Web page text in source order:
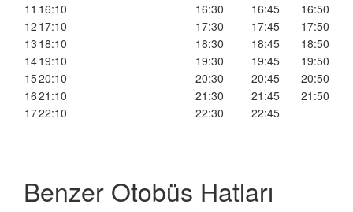
11 16:10 16:30 16:45
16:50
12 17:10 17:30 17:45
17:50
13 18:10 18:30 18:45
18:50
1419:10 19:30 19:45
19:50
1520:10 20:30 20:45
20:50
1621:10 21:30 21:45
21:50
1722:10 22:30 22:45
Benzer Otobüs Hatları